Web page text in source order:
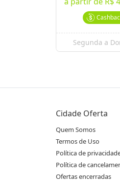
Segunda a
Cidade Oferta
Quem Somos
Termos de Uso
Política de
Política de
Ofertas encerradas